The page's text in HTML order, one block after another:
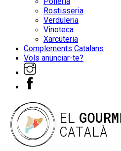
Rostisseria
Verduleria
Vinoteca
Xarcuteria
Complements Catalans
Vols anunciar-te?